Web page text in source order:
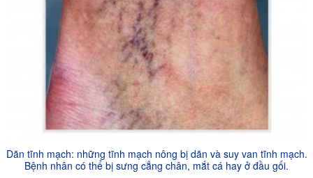
Dãn tĩnh mạch: những tĩnh mạch nông bị dãn và suy van tĩnh mạch.
Bệnh nhân có thể bị sưng cẳng chân, mắt cá hay ở đầu gối.